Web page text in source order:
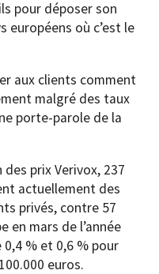
pour déposer son
européens où c’est le
aux clients comment
malgré des taux
porte-parole de la
prix Verivox, 237
actuellement des
privés, contre 57
en mars de l’année
% et 0,6 % pour
euros.